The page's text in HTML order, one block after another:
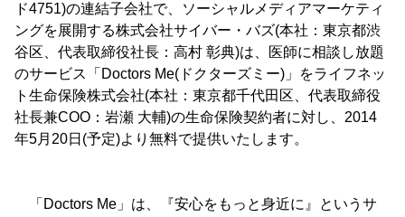
ド4751)の連結子会社で、ソーシャルメディアマーケティ
ングを展開する株式会社サイバー・バズ(本社：東京都渋
谷区、代表取締役社長：高村 彰典)は、医師に相談し放題
のサービス「Doctors Me(ドクターズミー)」をライフネッ
ト生命保険株式会社(本社：東京都千代田区、代表取締役
社長兼COO：岩瀬 大輔)の生命保険契約者に対し、2014
年5月20日(予定)より無料で提供いたします。
「Doctors Me」は、『安心をもっと身近に』というサ